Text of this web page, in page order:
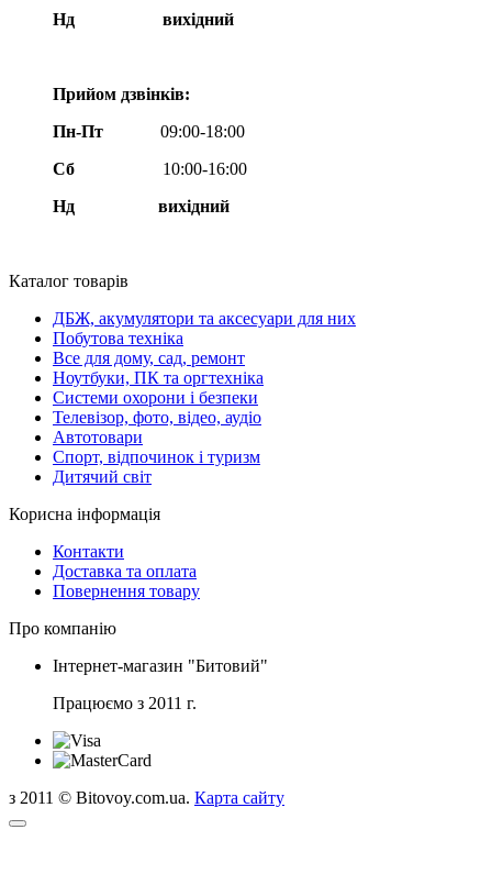
Нд
вихідний
Прийом дзвінків:
Пн-Пт
09:00-18:00
Сб
10:00-16:00
Нд вихідний
Каталог товарів
ДБЖ, акумулятори та аксесуари для них
Побутова техніка
Все для дому, сад, ремонт
Ноутбуки, ПК та оргтехніка
Системи охорони і безпеки
Телевізор, фото, відео, аудіо
Автотовари
Спорт, відпочинок і туризм
Дитячий світ
Корисна інформація
Контакти
Доставка та оплата
Повернення товару
Про компанію
Інтернет-магазин "Битовий"
Працюємо з 2011 г.
з 2011 © Bitovoy.com.ua. Карта сайту